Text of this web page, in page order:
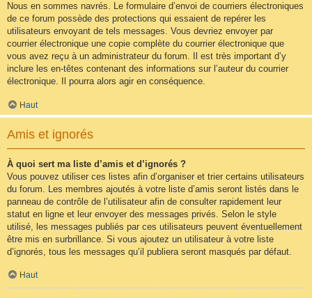
Nous en sommes navrés. Le formulaire d’envoi de courriers électroniques
de ce forum possède des protections qui essaient de repérer les
utilisateurs envoyant de tels messages. Vous devriez envoyer par
courrier électronique une copie complète du courrier électronique que
vous avez reçu à un administrateur du forum. Il est très important d’y
inclure les en-têtes contenant des informations sur l’auteur du courrier
électronique. Il pourra alors agir en conséquence.
Haut
Amis et ignorés
À quoi sert ma liste d’amis et d’ignorés ?
Vous pouvez utiliser ces listes afin d’organiser et trier certains utilisateurs
du forum. Les membres ajoutés à votre liste d’amis seront listés dans le
panneau de contrôle de l’utilisateur afin de consulter rapidement leur
statut en ligne et leur envoyer des messages privés. Selon le style
utilisé, les messages publiés par ces utilisateurs peuvent éventuellement
être mis en surbrillance. Si vous ajoutez un utilisateur à votre liste
d’ignorés, tous les messages qu’il publiera seront masqués par défaut.
Haut